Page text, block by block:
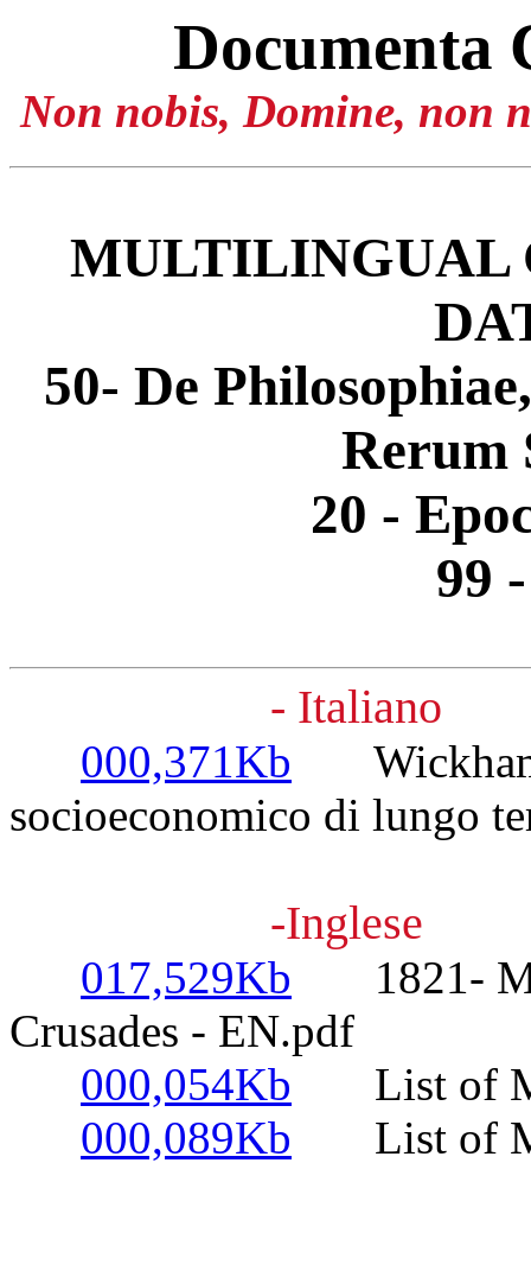
Documenta
Non nobis, Domine, non
MULTILINGUAL
50- De
Rerum
20 -
99
- Italiano
000,371Kb
socioeconomico di lungo
-Inglese
017,529Kb 1821-
Crusades - EN.pdf
000,054Kb List of
000,089Kb List of